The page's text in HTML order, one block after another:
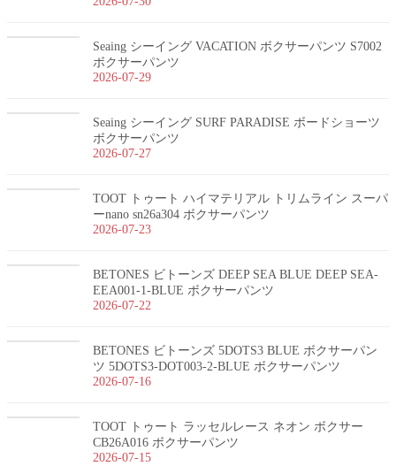
Seaing シーイング VACATION ボクサーパンツ S7002
ボクサーパンツ
2026-07-29
Seaing シーイング SURF PARADISE ボードショーツ
ボクサーパンツ
2026-07-27
TOOT トゥート ハイマテリアル トリムライン スーパ
ーnano sn26a304 ボクサーパンツ
2026-07-23
BETONES ビトーンズ DEEP SEA BLUE DEEP SEA-
EEA001-1-BLUE ボクサーパンツ
2026-07-22
BETONES ビトーンズ 5DOTS3 BLUE ボクサーパン
ツ 5DOTS3-DOT003-2-BLUE ボクサーパンツ
2026-07-16
TOOT トゥート ラッセルレース ネオン ボクサー
CB26A016 ボクサーパンツ
2026-07-15